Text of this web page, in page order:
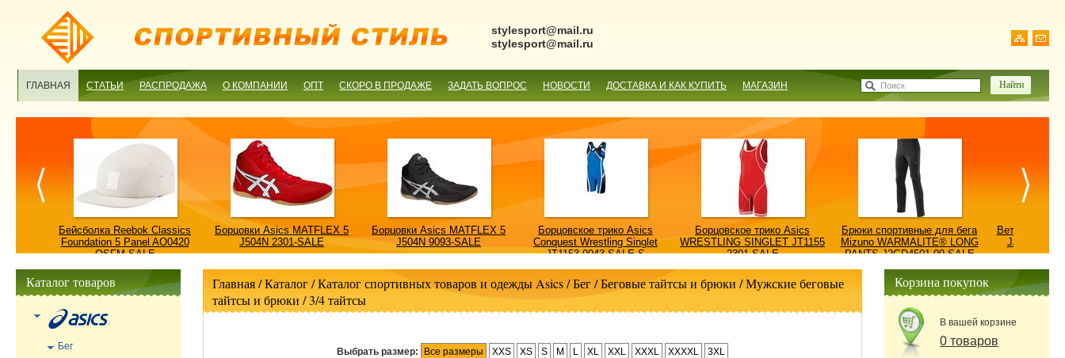
stylesport@mail.ru
stylesport@mail.ru
ГЛАВНАЯ СТАТЬИ РАСПРОДАЖА О КОМПАНИИ ОПТ СКОРО В ПРОДАЖЕ ЗАДАТЬ ВОПРОС НОВОСТИ ДОСТАВКА И КАК КУПИТЬ МАГАЗИН Поиск
Бейсболка Reebok Classics
Foundation 5 Panel AO0420
OSFM-SALE
Борцовки Asics MATFLEX 5
J504N 2301-SALE
Борцовки Asics MATFLEX 5
J504N 9093-SALE
Борцовское трико Asics
Conquest Wrestling Singlet
JT1153 0043-SALE-S
Борцовское трико Asics
WRESTLING SINGLET JT1155
2301-SALE
Брюки спортивные для бега
Mizuno WARMALITE® LONG
PANTS J2GD4501-09-SALE
Ветровка
JACKET/
Главная/ Каталог /Каталог спортивных товаров и одежды Asics/Бег/Беговые тайтсы и брюки /Мужские беговые
тайтсы и брюки /3/4 тайтсы
Выбрать размер: Все размеры XXS XS S M L XL XXL XXXL XXXXL 3XL
Каталог товаров
Бег
Корзина покупок
В вашей корзине
0 товаров